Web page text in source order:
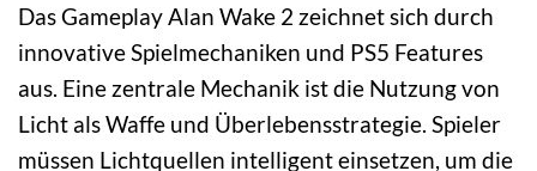
Das Gameplay Alan Wake 2 zeichnet sich durch
innovative Spielmechaniken und PS5 Features
aus. Eine zentrale Mechanik ist die Nutzung von
Licht als Waffe und Überlebensstrategie. Spieler
müssen Lichtquellen intelligent einsetzen, um die